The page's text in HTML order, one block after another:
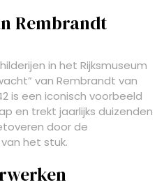
Rembrandt
in het Rijksmuseum
van Rembrandt van
is een iconisch voorbeeld
en trekt jaarlijks duizenden
door de
het stuk.